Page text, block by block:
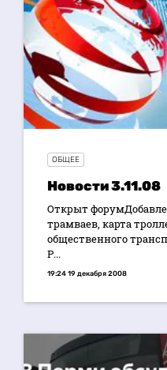
ОБЩЕЕ
Новости 3.11.08
Открыт
трамваев, карта
общественного
Р...
19:24 19 декабря 2008